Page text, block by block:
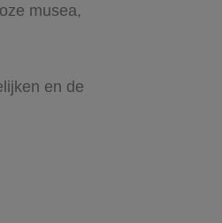
musea,
en de